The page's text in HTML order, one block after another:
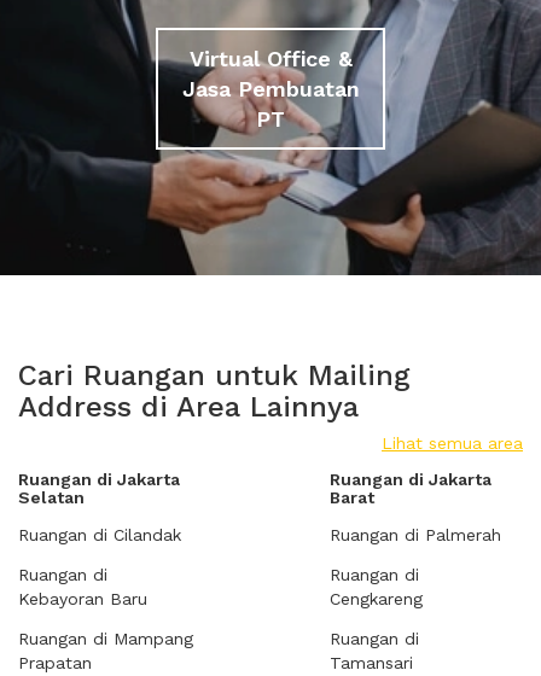
Virtual Office &
Jasa Pembuatan
PT
Cari Ruangan untuk Mailing
Address di Area Lainnya
Lihat semua area
Ruangan di Jakarta
Selatan
Ruangan di Cilandak
Ruangan di
Kebayoran Baru
Ruangan di Mampang
Prapatan
Ruangan di Jakarta
Barat
Ruangan di Palmerah
Ruangan di
Cengkareng
Ruangan di
Tamansari